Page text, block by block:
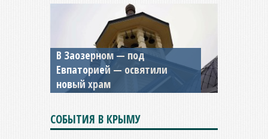
В Заозерном — под
Евпаторией — освятили
новый храм
Мужской монастырь Косьмы
и Дамиана в Крыму вновь
открыт для посещения
СОБЫТИЯ В КРЫМУ